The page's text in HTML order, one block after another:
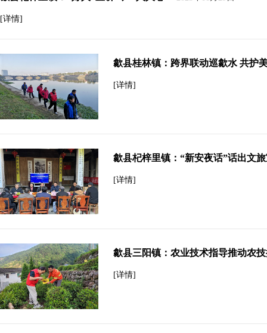
[详情]
歙县桂林镇：跨界联动巡歙水 共护
[详情]
歙县杞梓里镇：“新安夜话”话出文
[详情]
歙县三阳镇：农业技术指导推动农
[详情]